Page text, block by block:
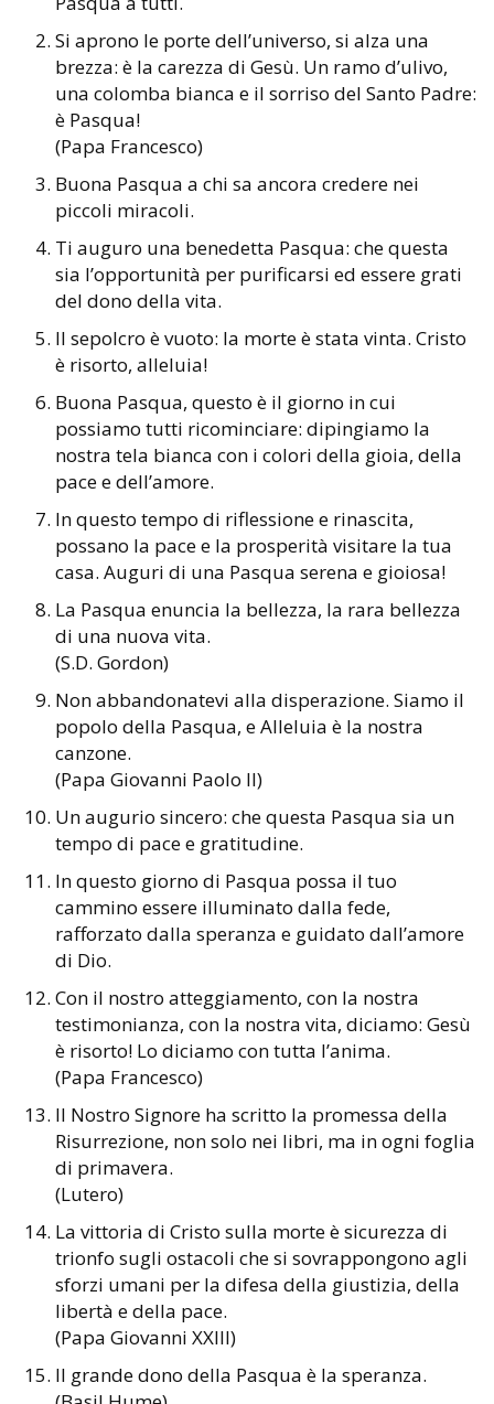
Si aprono le porte dell’universo, si alza una
brezza: è la carezza di Gesù. Un ramo d’ulivo,
una colomba bianca e il sorriso del Santo Padre:
è Pasqua!
(Papa Francesco)
Buona Pasqua a chi sa ancora credere nei
piccoli miracoli.
Ti auguro una benedetta Pasqua: che questa
sia l’opportunità per purificarsi ed essere grati
del dono della vita.
Il sepolcro è vuoto: la morte è stata vinta. Cristo
è risorto, alleluia!
Buona Pasqua, questo è il giorno in cui
possiamo tutti ricominciare: dipingiamo la
nostra tela bianca con i colori della gioia, della
pace e dell’amore.
In questo tempo di riflessione e rinascita,
possano la pace e la prosperità visitare la tua
casa. Auguri di una Pasqua serena e gioiosa!
La Pasqua enuncia la bellezza, la rara bellezza
di una nuova vita.
(S.D. Gordon)
Non abbandonatevi alla disperazione. Siamo il
popolo della Pasqua, e Alleluia è la nostra
canzone.
(Papa Giovanni Paolo II)
Un augurio sincero: che questa Pasqua sia un
tempo di pace e gratitudine.
In questo giorno di Pasqua possa il tuo
cammino essere illuminato dalla fede,
rafforzato dalla speranza e guidato dall’amore
di Dio.
Con il nostro atteggiamento, con la nostra
testimonianza, con la nostra vita, diciamo: Gesù
è risorto! Lo diciamo con tutta l’anima.
(Papa Francesco)
Il Nostro Signore ha scritto la promessa della
Risurrezione, non solo nei libri, ma in ogni foglia
di primavera.
(Lutero)
La vittoria di Cristo sulla morte è sicurezza di
trionfo sugli ostacoli che si sovrappongono agli
sforzi umani per la difesa della giustizia, della
libertà e della pace.
(Papa Giovanni XXIII)
Il grande dono della Pasqua è la speranza.